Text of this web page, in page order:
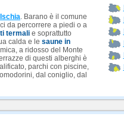
. Barano è il comune
da percorrere a piedi o a
termali e soprattutto
calda e le saune in
a ridosso del Monte
di questi alberghi è
parchi con piscine,
dal coniglio, dal